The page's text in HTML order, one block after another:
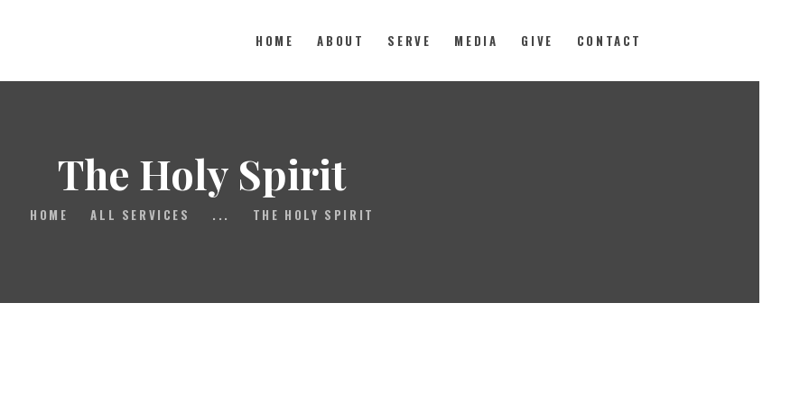
HOME ABOUT SERVE MEDIA GIVE CONTACT
The Holy Spirit
HOME ALL SERVICES ... THE HOLY SPIRIT
ABOUT
SERVE